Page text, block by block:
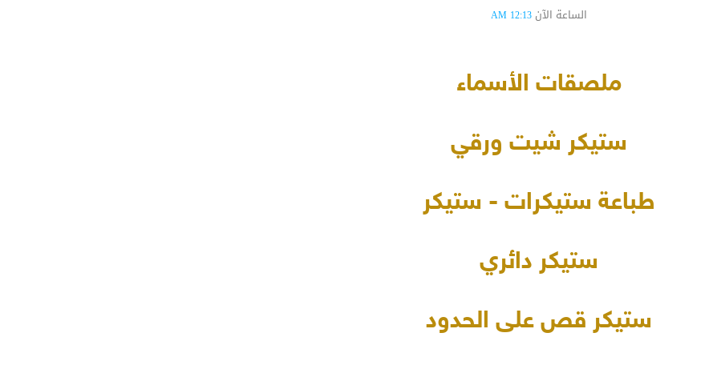
الساعة الآن 12:13 AM
ملصقات الأسماء
ستيكر شيت ورقي
طباعة ستيكرات - ستيكر
ستيكر دائري
ستيكر قص على الحدود